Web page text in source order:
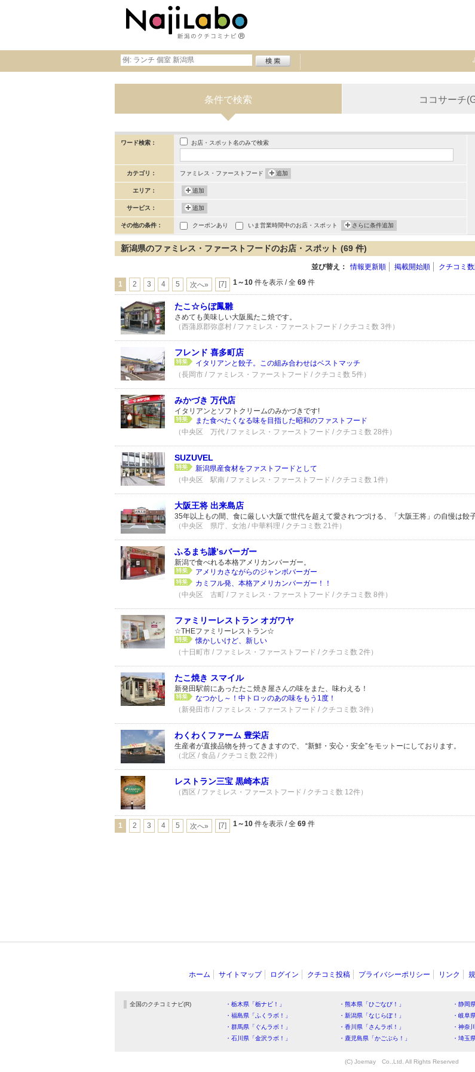
条件で検索 ココサーチ
ワード検索： お店・スポット名のみで検索
カテゴリ： ファミレス・ファーストフード 追加
エリア： 追加
サービス： 追加
その他の条件： クーポンあり いま営業時間中のお店・スポット さらに条件追加
新潟県のファミレス・ファーストフードのお店・スポット (69 件)
並び替え： 情報更新順 掲載開始順 クチコミ
1 2 3 4 5 次へ» [7] 1～10 件を表示 / 全 69 件
たこ☆らぼ鳳雛
さめても美味しい大阪風たこ焼です。
（西蒲原郡弥彦村 / ファミレス・ファーストフード / クチコミ数 3件）
フレンド 喜多町店
イタリアンと餃子。この組み合わせはベストマッチ
（長岡市 / ファミレス・ファーストフード / クチコミ数 5件）
みかづき 万代店
イタリアンとソフトクリームのみかづきです!
また食べたくなる味を目指した昭和のファストフード
（中央区 万代 / ファミレス・ファーストフード / クチコミ数 28件）
SUZUVEL
新潟県産食材をファストフードとして
（中央区 駅南 / ファミレス・ファーストフード / クチコミ数 1件）
大阪王将 出来島店
35年以上もの間、食に厳しい大阪で世代を超えて愛されつづける、「大阪王将」の自慢は餃
（中央区 県庁、女池 / 中華料理 / クチコミ数 21件）
ふるまち謙’sバーガー
新潟で食べれる本格アメリカンバーガー。
アメリカさながらのジャンボバーガー
カミフル発、本格アメリカンバーガー！！
（中央区 古町 / ファミレス・ファーストフード / クチコミ数 8件）
ファミリーレストラン オガワヤ
☆THEファミリーレストラン☆
懐かしいけど、新しい
（十日町市 / ファミレス・ファーストフード / クチコミ数 2件）
たこ焼き スマイル
新発田駅前にあったたこ焼き屋さんの味をまた、味わえる！
なつかし～！中トロッのあの味をもう1度！
（新発田市 / ファミレス・ファーストフード / クチコミ数 3件）
わくわくファーム 豊栄店
生産者が直接品物を持ってきますので、 “新鮮・安心・安全”をモットーにしております。
（北区 / 食品 / クチコミ数 22件）
レストラン三宝 黒崎本店
（西区 / ファミレス・ファーストフード / クチコミ数 12件）
1 2 3 4 5 次へ» [7] 1～10 件を表示 / 全 69 件
ホーム サイトマップ ログイン クチコミ投稿 プライバシーポリシー リンク
全国のクチコミナビ(R) ・栃木県「栃ナビ！」 ・熊本県「ひごなび！」 ・静岡
・福島県「ふくラボ！」
・新潟県「なじらぼ！」 ・岐阜
・群馬県「ぐんラボ！」
・香川県「さんラボ！」 ・神奈
・石川県「金沢ラボ！」
・鹿児島県「かごぶら！」 ・埼玉
(C) Joemay Co.,Ltd. All Rights Reserved